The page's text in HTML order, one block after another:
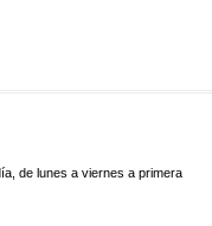
de lunes a viernes a primera